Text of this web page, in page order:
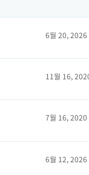
6월 20, 2026
11월 16,
7월 16, 2020
6월 12, 2026